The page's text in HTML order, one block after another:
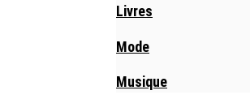
Livres
Mode
Musique